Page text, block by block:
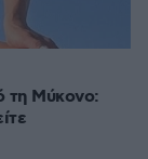
τη Μύκονο: